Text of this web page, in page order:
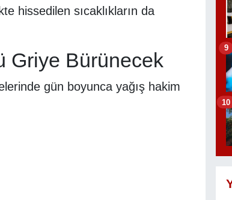
hissedilen sıcaklıkların da
Griye Bürünecek
gün boyunca yağış hakim
9
10